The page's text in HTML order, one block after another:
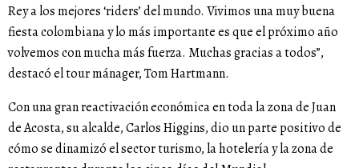
Rey a los mejores ‘riders’ del mundo. Vivimos una muy buena
fiesta colombiana y lo más importante es que el próximo año
volvemos con mucha más fuerza. Muchas gracias a todos”,
destacó el tour mánager, Tom Hartmann.
Con una gran reactivación económica en toda la zona de Juan
de Acosta, su alcalde, Carlos Higgins, dio un parte positivo de
cómo se dinamizó el sector turismo, la hotelería y la zona de